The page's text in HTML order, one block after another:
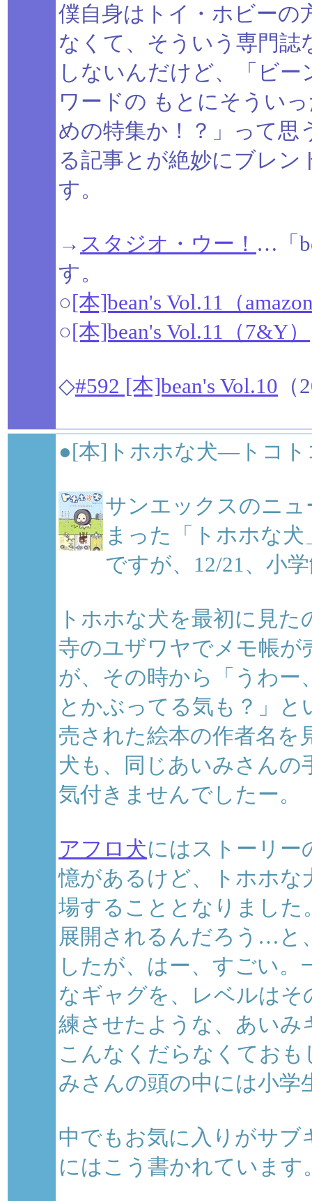
僕自身はトイ・ホビーの
なくて、そういう専門
しないんだけど、「ビ
ワードの もとにそうい
めの特集か！？」って
る記事とが絶妙にブレ
す。
→ スタジオ・ウー！ …「
す。
○[本]bean's Vol.11（
○[本]bean's Vol.11（7&Y）
◇#592 [本]bean's Vol.10
●[本]トホホな犬―トコト
サンエックスのニ
まった「トホホな
ですが、12/21、小
トホホな犬を最初に見
寺のユザワヤでメモ帳
が、その時から「うわ
とかぶってる気も？」
売された絵本の作者名を
犬も、同じあいみさん
気付きませんでしたー。
アフロ犬にはストーリー
憶があるけど、トホホな
場することとなりまし
展開されるんだろう…と
したが、はー、すごい
なギャグを、レベルは
練させたような、あい
こんなくだらなくてお
みさんの頭の中には小学
中でもお気に入りがサブ
にはこう書かれています